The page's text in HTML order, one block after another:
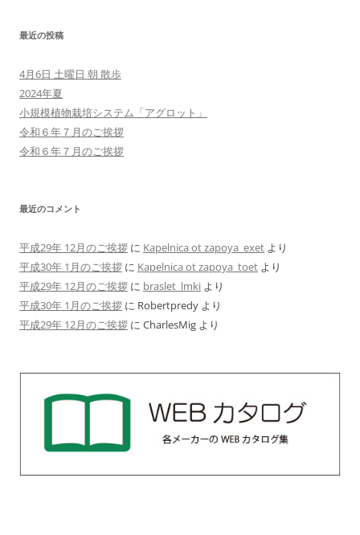
ョ
ン
最近の投稿
4月6日 土曜日 朝 散歩
2024年夏
小規模植物栽培システム「アグロット」
令和６年７月のご挨拶
令和６年７月のご挨拶
最近のコメント
平成29年 12月のご挨拶 に Kapelnica ot zapoya_exet より
平成30年 1月のご挨拶 に Kapelnica ot zapoya_toet より
平成29年 12月のご挨拶 に braslet_lmki より
平成30年 1月のご挨拶 に Robertpredy より
平成29年 12月のご挨拶 に CharlesMig より